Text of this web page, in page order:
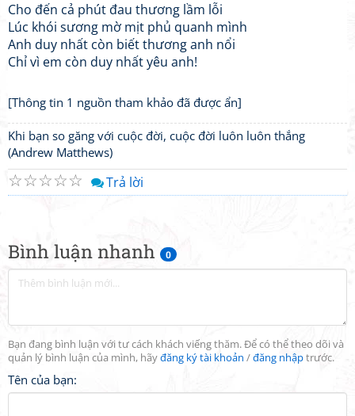
Bình luận nhanh 0
Bạn đang bình luận với tư cách khách viếng thăm. Để có thể theo dõi và
quản lý bình luận của mình, hãyđăng ký tài khoản /đăng nhậptrước.
Tên của bạn:
Cho đến cả phút đau thương lầm lỗi
Lúc khói sương mờ mịt phủ quanh mình
Anh duy nhất còn biết thương anh nổi
Chỉ vì em còn duy nhất yêu anh!
[Thông tin 1 nguồn tham khảo đã được ẩn]
Khi bạn so găng với cuộc đời, cuộc đời luôn luôn thắng
(Andrew Matthews)
☆
☆
☆
☆
☆ Trả lời